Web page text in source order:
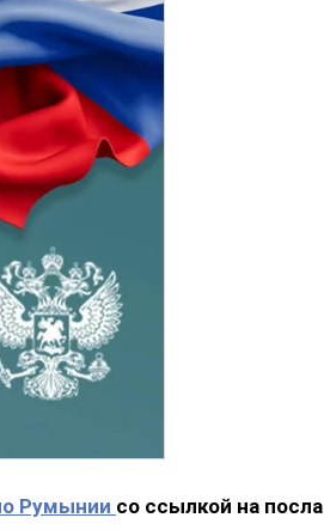
Румынии со ссылкой на посла